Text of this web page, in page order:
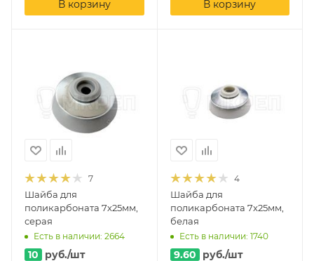
В корзину В корзину
7
Шайба для
поликарбоната 7х25мм,
серая
Есть в наличии: 2664
10 руб./шт
4
Шайба для
поликарбоната 7х25мм,
белая
Есть в наличии: 1740
9.60 руб./шт